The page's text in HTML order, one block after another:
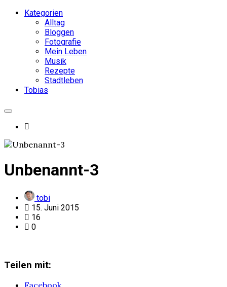
Kategorien
Alltag
Bloggen
Fotografie
Mein Leben
Musik
Rezepte
Stadtleben
Tobias
Unbenannt-3
tobi
15. Juni 2015
16
0
Teilen mit: